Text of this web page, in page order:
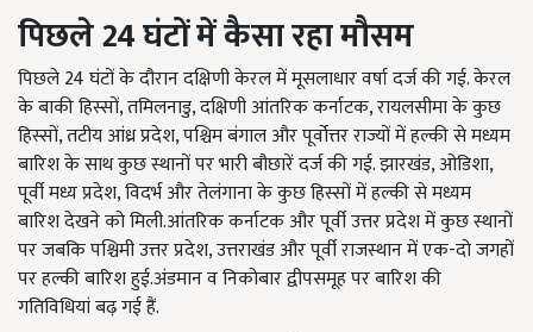
पिछले24घंटोंमेंकैसारहामौसम
पिछले 24 घंटों के दौरान दक्षिणी केरल में मूसलाधार वर्षा दर्ज की गई. केरल
के बाकी हिस्सों, तमिलनाडु, दक्षिणी आंतरिक कर्नाटक, रायलसीमा के कुछ
हिस्सों, तटीय आंध्र प्रदेश, पश्चिम बंगाल और पूर्वोत्तर राज्यों में हल्की से मध्यम
बारिश के साथ कुछ स्थानों पर भारी बौछारें दर्ज की गई. झारखंड, ओडिशा,
पूर्वी मध्य प्रदेश, विदर्भ और तेलंगाना के कुछ हिस्सों में हल्की से मध्यम
बारिश देखने को मिली.आंतरिक कर्नाटक और पूर्वी उत्तर प्रदेश में कुछ स्थानों
पर जबकि पश्चिमी उत्तर प्रदेश, उत्तराखंड और पूर्वी राजस्थान में एक-दो जगहों
पर हल्की बारिश हुई.अंडमान व निकोबार द्वीपसमूह पर बारिश की
गतिविधियां बढ़ गई हैं.